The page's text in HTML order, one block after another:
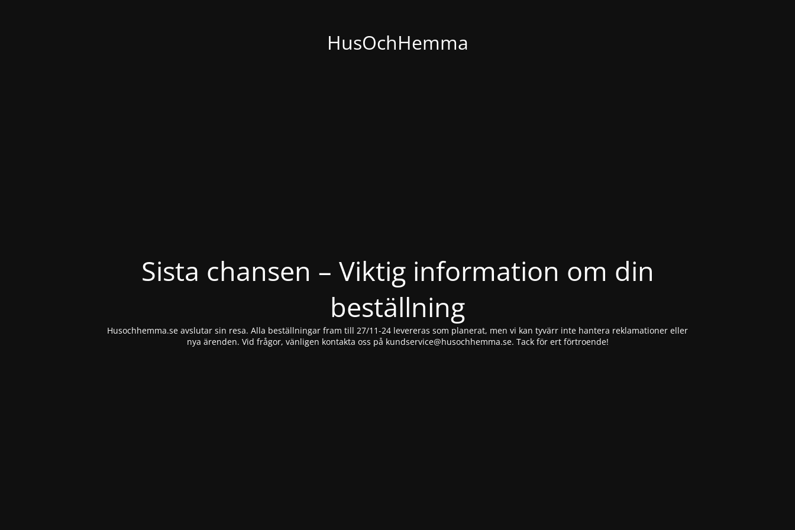
HusOchHemma
Sista chansen – Viktig information om din
beställning
Husochhemma.se avslutar sin resa. Alla beställningar fram till 27/11-24 levereras som planerat, men vi kan tyvärr inte hantera reklamationer eller
nya ärenden. Vid frågor, vänligen kontakta oss på kundservice@husochhemma.se. Tack för ert förtroende!